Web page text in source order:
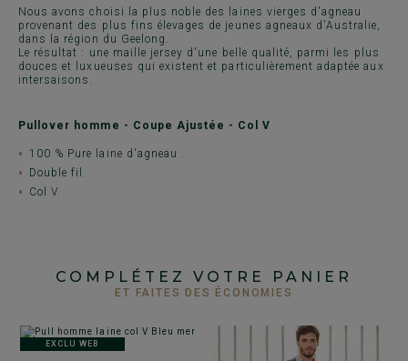
Nous avons choisi la plus noble des laines vierges d'agneau
provenant des plus fins élevages de jeunes agneaux d'Australie,
dans la région du Geelong.
Le résultat : une maille jersey d'une belle qualité, parmi les plus
douces et luxueuses qui existent et particulièrement adaptée aux
intersaisons.
Pullover homme - Coupe Ajustée - Col V
100 % Pure laine d'agneau .
Double fil.
Col V.
COMPLÉTEZ VOTRE PANIER
ET FAITES DES ÉCONOMIES
EXCLU WEB